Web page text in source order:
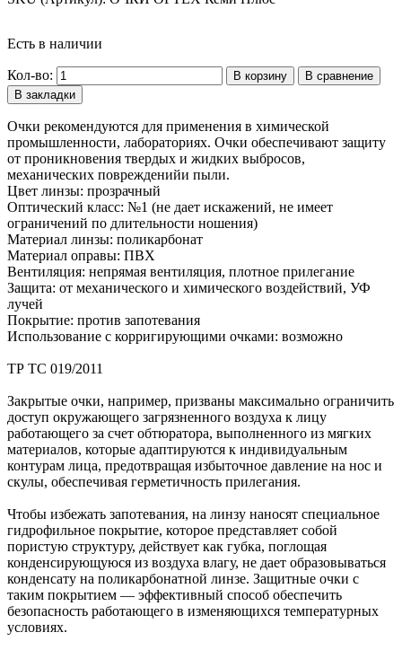
Есть в наличии
Кол-во: В корзину
В сравнение
В закладки
Очки рекомендуются для применения в химической
промышленности, лабораториях. Очки обеспечивают защиту
от проникновения твердых и жидких выбросов,
механических поврежденийи пыли.
Цвет линзы: прозрачный
Оптический класс: №1 (не дает искажений, не имеет
ограничений по длительности ношения)
Материал линзы: поликарбонат
Материал оправы: ПВХ
Вентиляция: непрямая вентиляция, плотное прилегание
Защита: от механического и химического воздействий, УФ
лучей
Покрытие: против запотевания
Использование с корригирующими очками: возможно
ТР ТС 019/2011
Закрытые очки, например, призваны максимально ограничить
доступ окружающего загрязненного воздуха к лицу
работающего за счет обтюратора, выполненного из мягких
материалов, которые адаптируются к индивидуальным
контурам лица, предотвращая избыточное давление на нос и
скулы, обеспечивая герметичность прилегания.
Чтобы избежать запотевания, на линзу наносят специальное
гидрофильное покрытие, которое представляет собой
пористую структуру, действует как губка, поглощая
конденсирующуюся из воздуха влагу, не дает образовываться
конденсату на поликарбонатной линзе. Защитные очки с
таким покрытием — эффективный способ обеспечить
безопасность работающего в изменяющихся температурных
условиях.